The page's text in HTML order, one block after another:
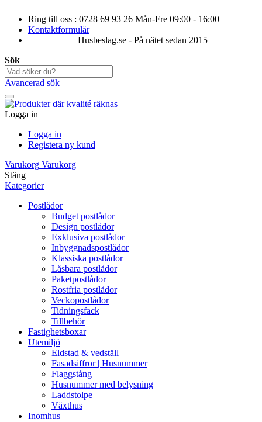
Ring till oss : 0728 69 93 26 Mån-Fre 09:00 - 16:00
Kontaktformulär
Husbeslag.se - På nätet sedan 2015
Sök
Avancerad sök
Logga in
Logga in
Registera ny kund
Varukorg Varukorg
Stäng
Kategorier
Postlådor
Budget postlådor
Design postlådor
Exklusiva postlådor
Inbyggnadspostlådor
Klassiska postlådor
Låsbara postlådor
Paketpostlådor
Rostfria postlådor
Veckopostlådor
Tidningsfack
Tillbehör
Fastighetsboxar
Utemiljö
Eldstad & vedställ
Fasadsiffror | Husnummer
Flaggstång
Husnummer med belysning
Laddstolpe
Växthus
Inomhus